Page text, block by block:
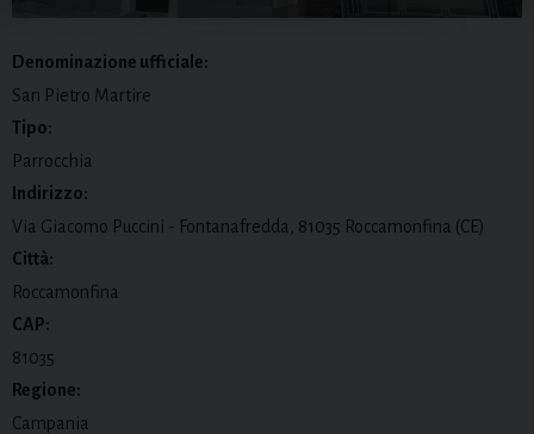
Denominazione ufficiale:
San Pietro Martire
Tipo:
Parrocchia
Indirizzo:
Via Giacomo Puccini - Fontanafredda, 81035 Roccamonfina (CE)
Città:
Roccamonfina
CAP:
81035
Regione:
Campania